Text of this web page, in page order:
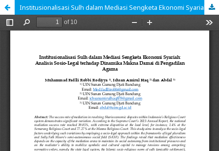
Institusionalisasi Sulh dalam Mediasi Sengketa Ekonomi Syariah: Analisis Sosio-Legal terhadap Dinamika Makna Damai di Pengadilan Agama